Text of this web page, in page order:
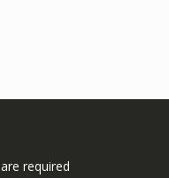
are required